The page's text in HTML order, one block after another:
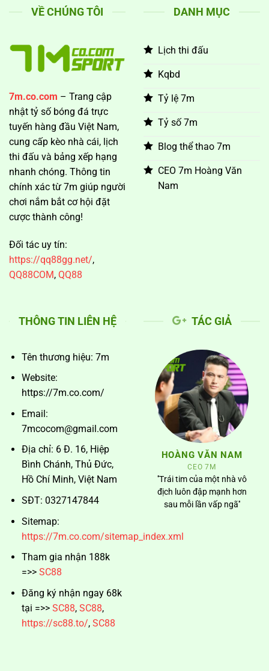
VỀ CHÚNG TÔI
7m.co.com – Trang cập
nhật tỷ số bóng đá trực
tuyến hàng đầu Việt Nam,
cung cấp kèo nhà cái, lịch
thi đấu và bảng xếp hạng
nhanh chóng. Thông tin
chính xác từ 7m giúp người
chơi nắm bắt cơ hội đặt
cược thành công!
Đối tác uy tín:
https://qq88gg.net/,
QQ88COM, QQ88
DANH MỤC
Lịch thi đấu
Kqbd
Tỷ lệ 7m
Tỷ số 7m
Blog thể thao 7m
CEO 7m Hoàng Văn
Nam
THÔNG TIN LIÊN HỆ
Tên thương hiệu: 7m
Website:
https://7m.co.com/
Email:
7mcocom@gmail.com
Địa chỉ: 6 Đ. 16, Hiệp
Bình Chánh, Thủ Đức,
Hồ Chí Minh, Việt Nam
SĐT: 0327147844
Sitemap:
https://7m.co.com/sitemap_index.xml
Tham gia nhận 188k
=>> SC88
Đăng ký nhận ngay 68k
tại =>> SC88, SC88,
https://sc88.to/, SC88
TÁC GIẢ
HOÀNG VĂN NAM
CEO 7M
''Trái tim của một nhà vô
địch luôn đập mạnh hơn
sau mỗi lần vấp ngã''